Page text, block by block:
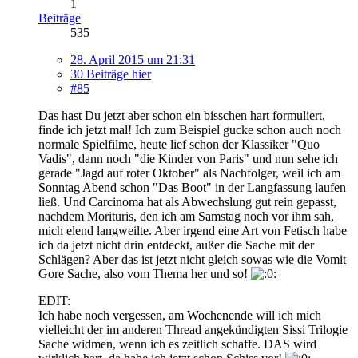
1
Beiträge
535
28. April 2015 um 21:31
30 Beiträge hier
#85
Das hast Du jetzt aber schon ein bisschen hart formuliert,
finde ich jetzt mal! Ich zum Beispiel gucke schon auch noch
normale Spielfilme, heute lief schon der Klassiker "Quo
Vadis", dann noch "die Kinder von Paris" und nun sehe ich
gerade "Jagd auf roter Oktober" als Nachfolger, weil ich am
Sonntag Abend schon "Das Boot" in der Langfassung laufen
ließ. Und Carcinoma hat als Abwechslung gut rein gepasst,
nachdem Morituris, den ich am Samstag noch vor ihm sah,
mich elend langweilte. Aber irgend eine Art von Fetisch habe
ich da jetzt nicht drin entdeckt, außer die Sache mit der
Schlägen? Aber das ist jetzt nicht gleich sowas wie die Vomit
Gore Sache, also vom Thema her und so!
EDIT:
Ich habe noch vergessen, am Wochenende will ich mich
vielleicht der im anderen Thread angekündigten Sissi Trilogie
Sache widmen, wenn ich es zeitlich schaffe. DAS wird